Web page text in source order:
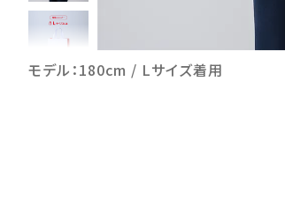
モデル：180cm / Lサイズ着用